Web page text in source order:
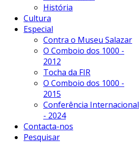
História
Cultura
Especial
Contra o Museu Salazar
O Comboio dos 1000 -
2012
Tocha da FIR
O Comboio dos 1000 -
2015
Conferência Internacional
- 2024
Contacta-nos
Pesquisar